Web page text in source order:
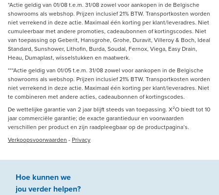
*Actie geldig van 01/08 t.e.m. 31/08 zowel voor aankopen in de Belgische
showrooms als webshop. Prijzen inclusief 21% BTW. Transportkosten worden
niet verrekend in deze actie. Maximaal één korting per klant/leveradres. Niet
cumuleerbaar met andere promoties, cadeaubonnen of kortingscodes. Niet
van toepassing op Geberit, Hansgrohe, Grohe, Duravit, Villeroy & Boch, Ideal
Standard, Sunshower, Lithofin, Burda, Soudal, Fernox, Viega, Easy Drain,
Heau, Dumaplast, wisselstukken en maatwerk.
***Actie geldig van 01/05 t.e.m. 31/08 zowel voor aankopen in de Belgische
showrooms als webshop. Prijzen inclusief 21% BTW. Transportkosten worden
niet verrekend in deze actie. Maximaal één korting per klant/leveradres. Niet
te combineren met andere acties, cadeaubonnen of kortingscodes.
De wettelijke garantie van 2 jaar blijft steeds van toepassing. X²O biedt tot 10
jaar commerciële garantie; de exacte garantieduur en voorwaarden
verschillen per product en zijn raadpleegbaar op de productpagina’s.
Verkoopsvoorwaarden - Privacy
Hoe kunnen we
jouverder helpen?